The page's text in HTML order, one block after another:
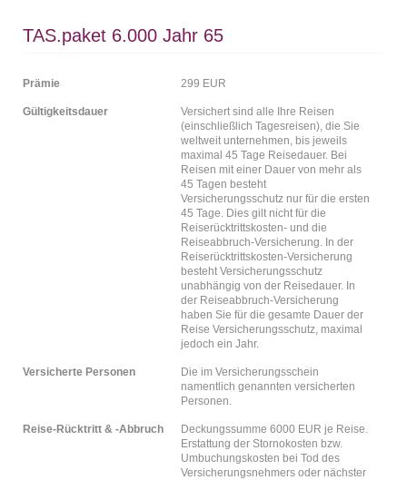
TAS.paket 6.000 Jahr 65
Prämie 299 EUR
Gültigkeitsdauer
Versichert sind alle Ihre Reisen
(einschließlich Tagesreisen), die Sie
weltweit unternehmen, bis jeweils
maximal 45 Tage Reisedauer. Bei
Reisen mit einer Dauer von mehr als
45 Tagen besteht
Versicherungsschutz nur für die ersten
45 Tage. Dies gilt nicht für die
Reiserücktrittskosten- und die
Reiseabbruch-Versicherung. In der
Reiserücktrittskosten-Versicherung
besteht Versicherungsschutz
unabhängig von der Reisedauer. In
der Reiseabbruch-Versicherung
haben Sie für die gesamte Dauer der
Reise Versicherungsschutz, maximal
jedoch ein Jahr.
Versicherte Personen
Die im Versicherungsschein
namentlich genannten versicherten
Personen.
Reise-Rücktritt & -Abbruch
Deckungssumme 6000 EUR je Reise.
Erstattung der Stornokosten bzw.
Umbuchungskosten bei Tod des
Versicherungsnehmers oder nächster